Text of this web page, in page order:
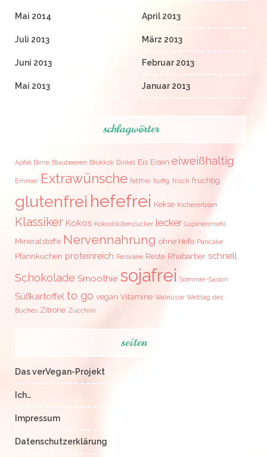
Mai 2014
Juli 2013
Juni 2013
Mai 2013
April 2013
März 2013
Februar 2013
Januar 2013
schlagwörter
Apfel Birne Blaubeeren Brokkoli Dinkel Eis Eisen eiweißhaltig
Emmer Extrawünsche fettfrei fluffig frisch fruchtig
glutenfrei hefefrei Kekse Kichererbsen
Klassiker Kokos Kokosblütenzucker lecker Lupinenmehl
Mineralstoffe Nervennahrung ohne Hefe Pancake
Pfannkuchen proteinreich Reiskleie Reste Rhabarber schnell
Schokolade Smoothie sojafrei Sommer-Sasion
Süßkartoffel to go vegan Vitamine Walnüsse Welttag des
Buches Zitrone Zucchini
seiten
Das verVegan-Projekt
Ich…
Impressum
Datenschutzerklärung